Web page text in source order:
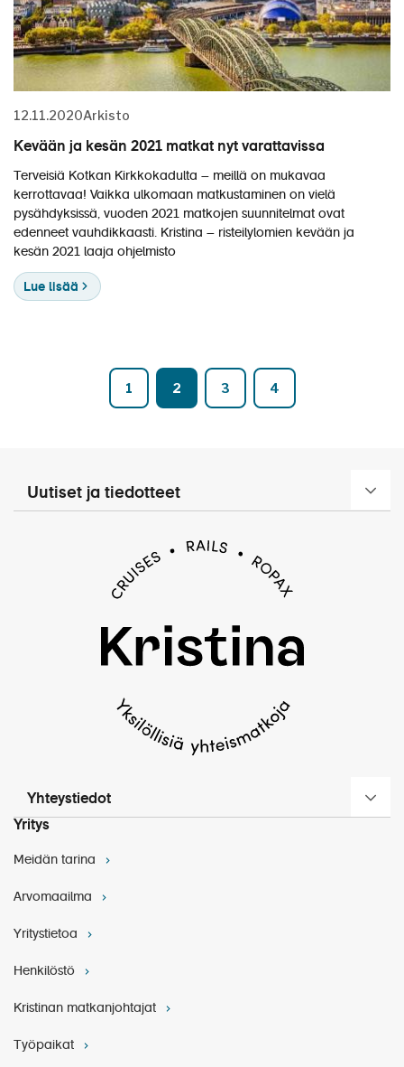
12.11.2020Arkisto
Kevään ja kesän 2021 matkat nyt varattavissa
Terveisiä Kotkan Kirkkokadulta – meillä on mukavaa
kerrottavaa! Vaikka ulkomaan matkustaminen on vielä
pysähdyksissä, vuoden 2021 matkojen suunnitelmat ovat
edenneet vauhdikkaasti. Kristina – risteilylomien kevään ja
kesän 2021 laaja ohjelmisto
Lue lisää
1 2 3 4
Uutiset ja tiedotteet
Yhteystiedot
Yritys
Meidän tarina
Arvomaailma
Yritystietoa
Henkilöstö
Kristinan matkanjohtajat
Työpaikat